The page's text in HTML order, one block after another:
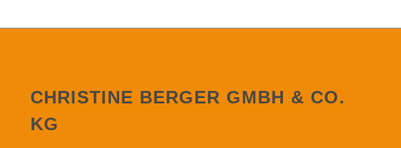
CHRISTINE BERGER GMBH & CO.
KG